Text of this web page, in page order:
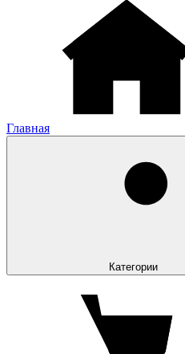
Главная
Категории